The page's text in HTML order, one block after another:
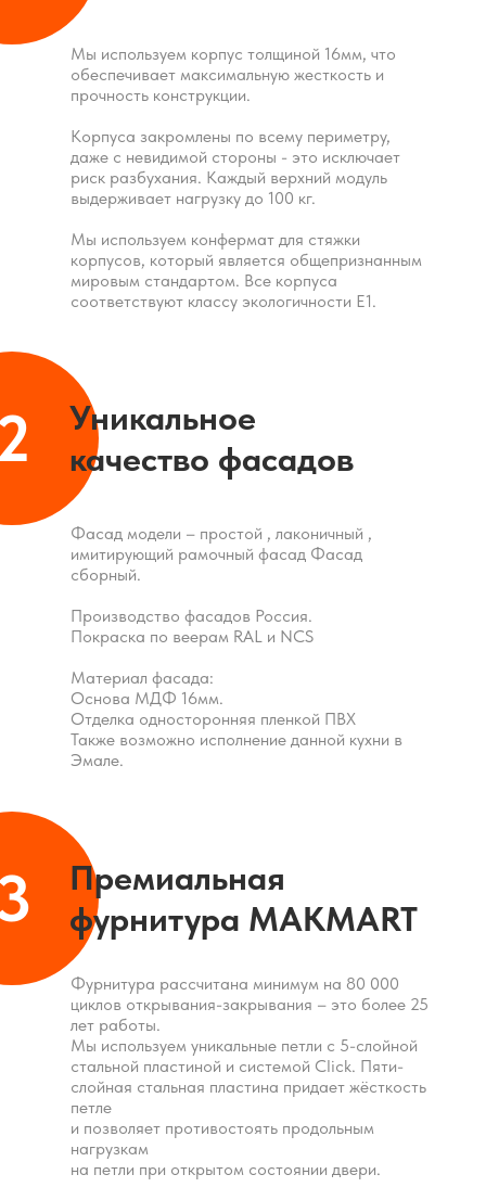
Мы используем корпус толщиной 16мм, что
обеспечивает максимальную жесткость и
прочность конструкции.
Корпуса закромлены по всему периметру,
даже с невидимой стороны - это исключает
риск разбухания. Каждый верхний модуль
выдерживает нагрузку до 100 кг.
Мы используем конфермат для стяжки
корпусов, который является общепризнанным
мировым стандартом. Все корпуса
соответствуют классу экологичности Е1.
Фасад модели – простой , лаконичный ,
имитирующий рамочный фасад Фасад
сборный.
Производство фасадов Россия.
Покраска по веерам RAL и NCS
Материал фасада:
Основа МДФ 16мм.
Отделка односторонняя пленкой ПВХ
Также возможно исполнение данной кухни в
Эмале.
Фурнитура рассчитана минимум на 80 000
циклов открывания-закрывания – это более 25
лет работы.
Мы используем уникальные петли с 5-слойной
стальной пластиной и системой Click. Пяти-
слойная стальная пластина придает жёсткость
петле
и позволяет противостоять продольным
нагрузкам
на петли при открытом состоянии двери.
Уникальное
качество фасадов
Премиальная
фурнитура MAKMART